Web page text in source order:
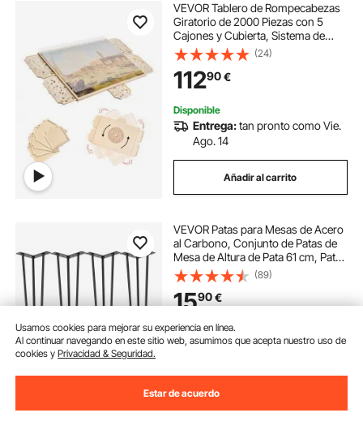
VEVOR Tablero de Rompecabezas
Giratorio de 2000 Piezas con 5
Cajones y Cubierta, Sistema de
Almacenamiento Organizador de
Rompecabezas, 1045 x 763 x 36
mm, para el Ocio y Entretenimiento,
Pino
(24)
11290€
Disponible
Entrega:tan pronto como Vie.
Ago. 14
Añadir al carrito
VEVOR Patas para Mesas de Acero
al Carbono, Conjunto de Patas de
Mesa de Altura de Pata 61 cm, Patas
para Muebles con 4 Pies de Goma,
Patas de Mesa con Capacidad de
Carga 100 kg para Mesas Auxiliares
(89)
1590€
Disponible
Entrega:tan pronto como Lun.
Usamos cookies para mejorar su experiencia en línea.
Al continuar navegando en este sitio web, asumimos que acepta nuestro uso de
cookies yPrivacidad & Seguridad.
Estar de acuerdo